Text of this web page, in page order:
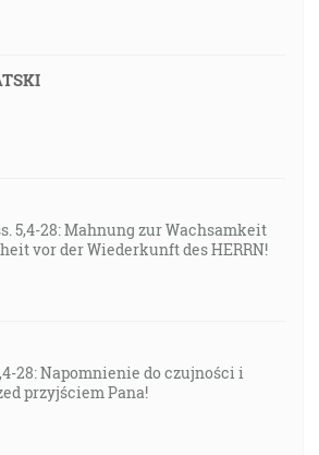
5,4-28: Mahnung zur Wachsamkeit
vor der Wiederkunft des HERRN!
28: Napomnienie do czujności i
przyjściem Pana!